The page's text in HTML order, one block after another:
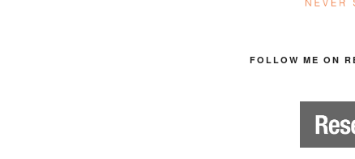
FOLLOW ME ON